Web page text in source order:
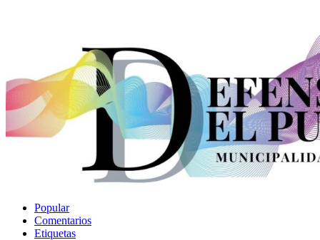
Popular
Comentarios
Etiquetas